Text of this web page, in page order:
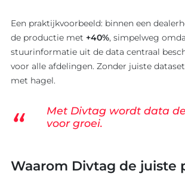
Een praktijkvoorbeeld: binnen een
de productie met +40%, simpelweg
stuurinformatie uit de data centraal
voor alle afdelingen. Zonder juiste
met hagel.
Met Divtag wordt data
voor groei.
Waarom Divtag de juiste